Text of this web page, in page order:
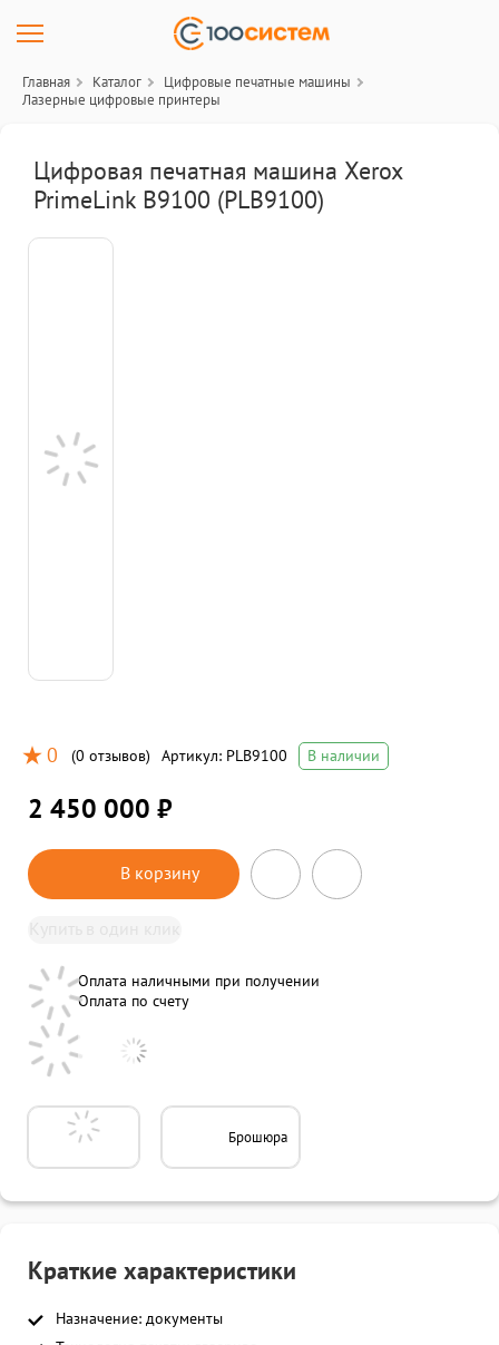
Главная Каталог
Цифровые печатные машины
Лазерные цифровые принтеры
Цифровая печатная машина Xerox
PrimeLink B9100 (PLB9100)
0 (0 отзывов) Артикул: PLB9100 В наличии
2 450 000 ₽
В корзину
Оплата наличными при получении
Оплата по счету
Брошюра
Краткие характеристики
Назначение: документы